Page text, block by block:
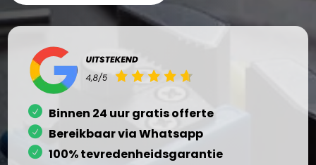
Binnen 24 uur gratis offerte
Bereikbaar via Whatsapp
100% tevredenheidsgarantie